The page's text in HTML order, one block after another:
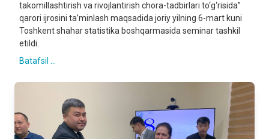
takomillashtirish va rivojlantirish chora-tadbirlari to‘g‘risida”
qarori ijrosini ta’minlash maqsadida joriy yilning 6-mart kuni
Toshkent shahar statistika boshqarmasida seminar tashkil
etildi.
Batafsil ...